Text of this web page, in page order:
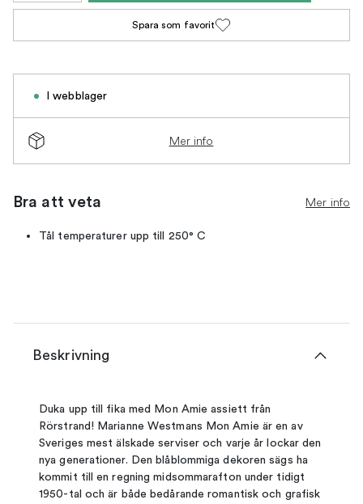
Spara som favorit
I webblager
Mer info
Bra att veta Mer info
Tål temperaturer upp till 250° C
Beskrivning
Duka upp till fika med Mon Amie assiett från
Rörstrand! Marianne Westmans Mon Amie är en av
Sveriges mest älskade serviser och varje år lockar den
nya generationer. Den blåblommiga dekoren sägs ha
kommit till en regning midsommarafton under tidigt
1950-tal och är både bedårande romantisk och grafisk